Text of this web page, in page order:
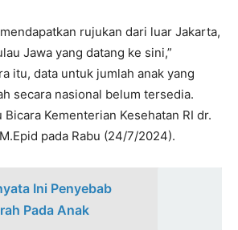
rujukan dari luar Jakarta,
Jawa yang datang ke sini,”
itu, data untuk jumlah anak yang
secara nasional belum tersedia.
Kementerian Kesehatan RI dr.
pada Rabu (24/7/2024).
Ini Penyebab
Pada Anak